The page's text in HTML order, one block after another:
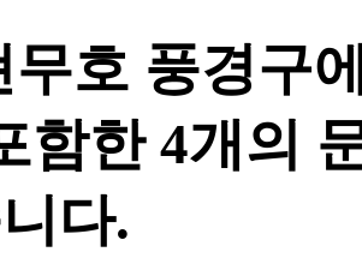
무호 풍경구
함한 4개의
다.